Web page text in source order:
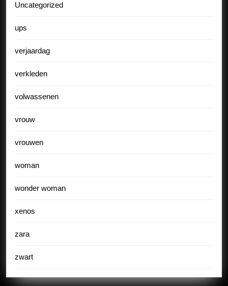
Uncategorized
ups
verjaardag
verkleden
volwassenen
vrouw
vrouwen
woman
wonder woman
xenos
zara
zwart